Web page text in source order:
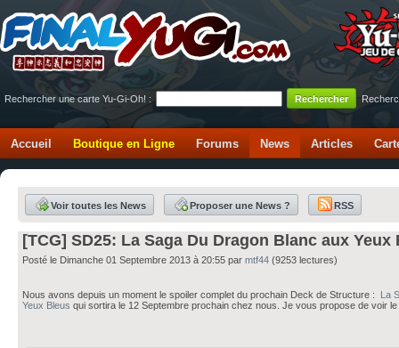
Rechercher une carte Yu-Gi-Oh! :
Accueil Boutique en Ligne Forums News Articles
Voir toutes les News Proposer une News ? RSS
[TCG] SD25: La Saga Du Dragon Blanc aux Yeux
Posté le Dimanche 01 Septembre 2013 à 20:55 par mtf44 (9253 lectures)
Nous avons depuis un moment le spoiler complet du prochain Deck de Structure : La
Yeux Bleus qui sortira le 12 Septembre prochain chez nous. Je vous propose de voir